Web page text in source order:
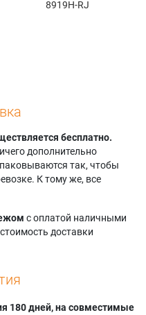
8919H-RJ
бесплатно.
дополнительно
так, чтобы
К тому же, все
с оплатой наличными
доставки
180 дней, на совместимые